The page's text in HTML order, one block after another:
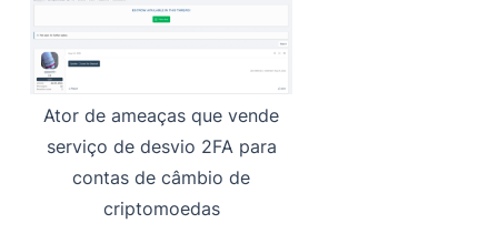
Ator de ameaças que vende
serviço de desvio 2FA para
contas de câmbio de
criptomoedas